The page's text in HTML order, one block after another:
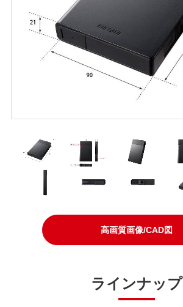
高画質画像/CAD図
ラインナップ